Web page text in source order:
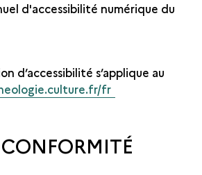
d'accessibilité numérique du
d’accessibilité s’applique au
fr